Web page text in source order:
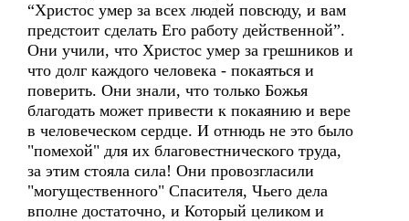
“Христос умер за всех людей повсюду, и вам
предстоит сделать Его работу действенной”.
Они учили, что Христос умер за грешников и
что долг каждого человека - покаяться и
поверить. Они знали, что только Божья
благодать может привести к покаянию и вере
в человеческом сердце. И отнюдь не это было
"помехой" для их благовестнического труда,
за этим стояла сила! Они провозгласили
"могущественного" Спасителя, Чьего дела
вполне достаточно, и Который целиком и